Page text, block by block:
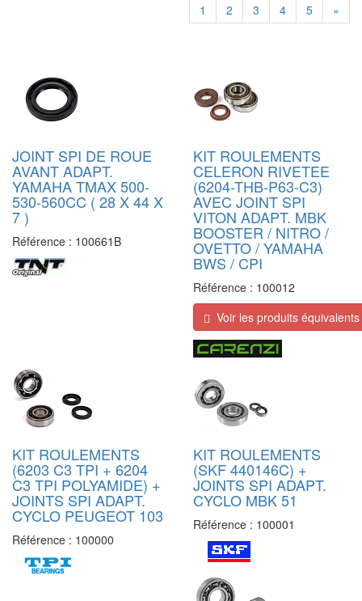
1 2 3 4 5 »
JOINT SPI DE ROUE
AVANT ADAPT.
YAMAHA TMAX 500-
530-560CC ( 28 X 44 X
7 )
Référence : 100661B
KIT ROULEMENTS
CELERON RIVETEE
(6204-THB-P63-C3)
AVEC JOINT SPI
VITON ADAPT. MBK
BOOSTER / NITRO /
OVETTO / YAMAHA
BWS / CPI
Référence : 100012
Voir les produits équivalents
KIT ROULEMENTS
(6203 C3 TPI + 6204
C3 TPI POLYAMIDE) +
JOINTS SPI ADAPT.
CYCLO PEUGEOT 103
Référence : 100000
KIT ROULEMENTS
(SKF 440146C) +
JOINTS SPI ADAPT.
CYCLO MBK 51
Référence : 100001